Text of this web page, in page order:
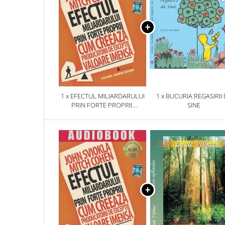
1 x EFECTUL MILIARDARULUI
PRIN FORTE PROPRII.
1 x BUCURIA REGASIRII
SINE